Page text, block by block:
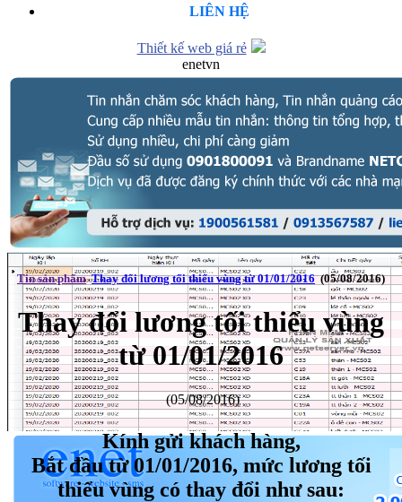
LIÊN HỆ
Thiết kế web giá rẻ
enetvn
Tin sản phẩm Thay đổi lương tối thiểu vùng từ 01/01/2016 (05/08/2016)
Thay đổi lương tối thiểu vùng
từ 01/01/2016
(05/08/2016)
Kính gửi khách hàng,
Bắt đầu từ 01/01/2016, mức lương tối
thiểu vùng có thay đổi như sau: